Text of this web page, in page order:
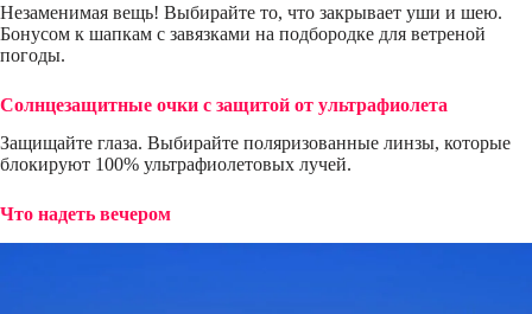
Незаменимая вещь! Выбирайте то, что закрывает уши и шею.
Бонусом к шапкам с завязками на подбородке для ветреной
погоды.
Солнцезащитные очки с защитой от ультрафиолета
Защищайте глаза. Выбирайте поляризованные линзы, которые
блокируют 100% ультрафиолетовых лучей.
Что надеть вечером